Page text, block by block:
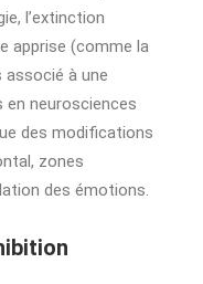
l’extinction
apprise (comme la
associé à une
en neurosciences
des modifications
zones
des émotions.